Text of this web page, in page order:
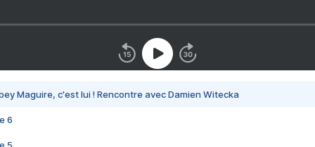
Maguire, c'est lui ! Rencontre avec Damien Witecka
6